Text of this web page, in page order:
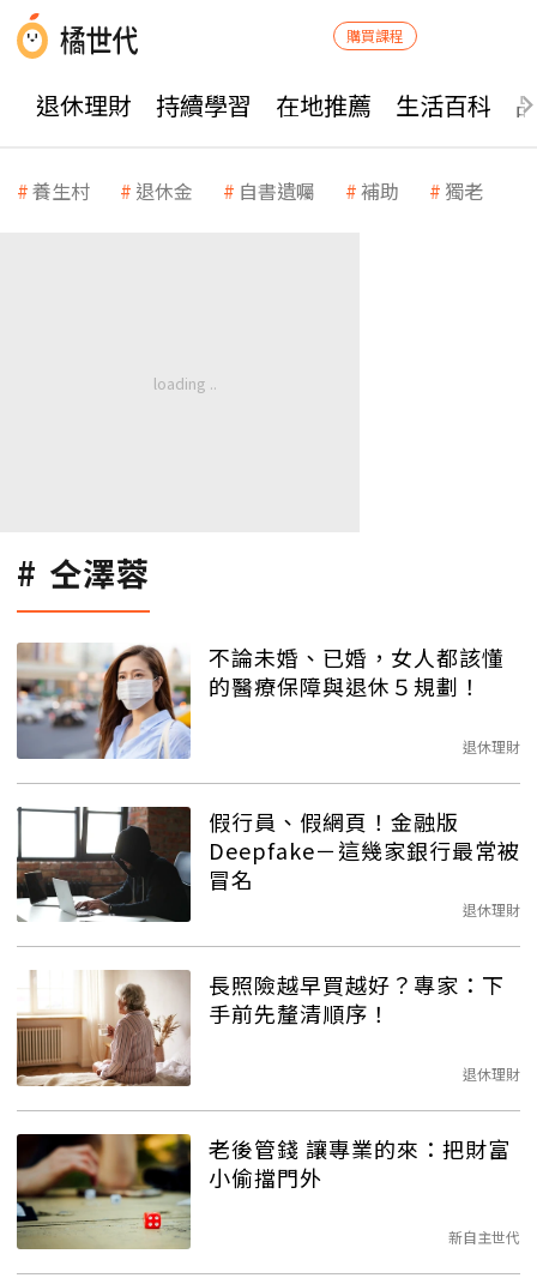
購買課程
退休理財 持續學習 在地推薦 生活百科
養生村 退休金 自書遺囑 補助 獨老
仝澤蓉
不論未婚、已婚，女人都該懂
的醫療保障與退休５規劃！
退休理財
假行員、假網頁！金融版
Deepfake－這幾家銀行最常被
冒名
退休理財
長照險越早買越好？專家：下
手前先釐清順序！
退休理財
老後管錢 讓專業的來：把財富
小偷擋門外
新自主世代